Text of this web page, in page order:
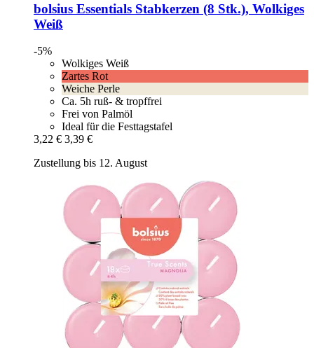
bolsius Essentials Stabkerzen (8 Stk.), Wolkiges
Weiß
-5%
Wolkiges Weiß
Zartes Rot
Weiche Perle
Ca. 5h ruß- & tropffrei
Frei von Palmöl
Ideal für die Festtagstafel
3,22 € 3,39 €
Zustellung bis 12. August